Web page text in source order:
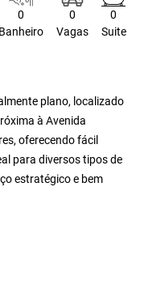
0
Banheiro
0
Vagas
0
Suite
plano, localizado
à Avenida
oferecendo fácil
para diversos tipos de
estratégico e bem